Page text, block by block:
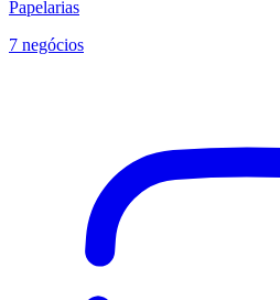
Papelarias
7 negócios